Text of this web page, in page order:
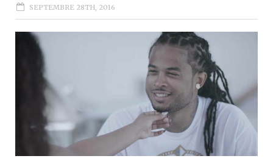
SEPTEMBRE 28TH, 2016